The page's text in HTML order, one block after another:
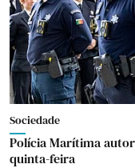
Sociedade
Polícia Marítima
quinta-feira